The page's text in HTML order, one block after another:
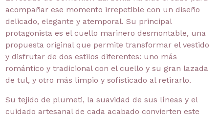
acompañar ese momento irrepetible con un diseño
delicado, elegante y atemporal. Su principal
protagonista es el cuello marinero desmontable, una
propuesta original que permite transformar el vestido
y disfrutar de dos estilos diferentes: uno más
romántico y tradicional con el cuello y su gran lazada
de tul, y otro más limpio y sofisticado al retirarlo.
Su tejido de plumeti, la suavidad de sus líneas y el
cuidado artesanal de cada acabado convierten este